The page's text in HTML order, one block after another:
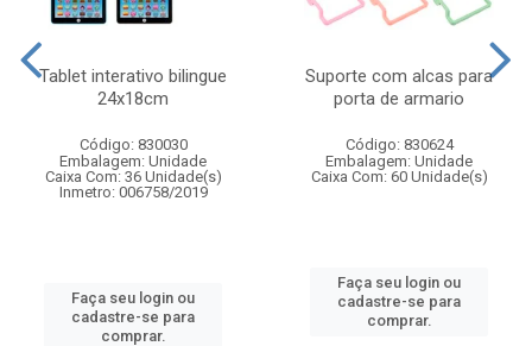
Tablet interativo bilingue
24x18cm
Código: 830030
Embalagem: Unidade
Caixa Com: 36 Unidade(s)
Inmetro: 006758/2019
Faça seu login ou
cadastre-se para
comprar.
Suporte com alcas para
porta de armario
Código: 830624
Embalagem: Unidade
Caixa Com: 60 Unidade(s)
Faça seu login ou
cadastre-se para
comprar.